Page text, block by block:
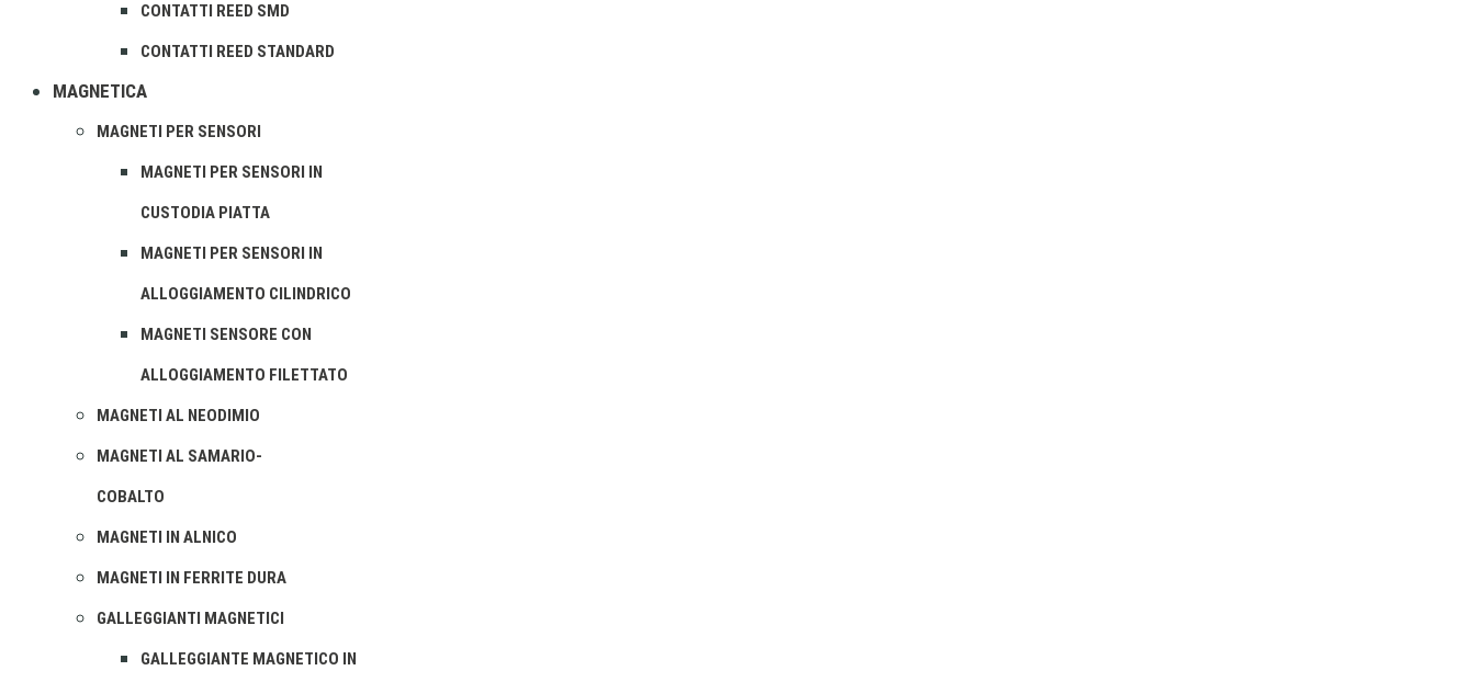
CONTATTI REED SMD
CONTATTI REED STANDARD
MAGNETICA
MAGNETI PER SENSORI
MAGNETI PER SENSORI IN
CUSTODIA PIATTA
MAGNETI PER SENSORI IN
ALLOGGIAMENTO CILINDRICO
MAGNETI SENSORE CON
ALLOGGIAMENTO FILETTATO
MAGNETI AL NEODIMIO
MAGNETI AL SAMARIO-
COBALTO
MAGNETI IN ALNICO
MAGNETI IN FERRITE DURA
GALLEGGIANTI MAGNETICI
GALLEGGIANTE MAGNETICO IN